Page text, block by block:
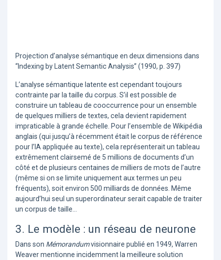
Projection d’analyse sémantique en deux dimensions dans
“Indexing by Latent Semantic Analysis” (1990, p. 397)
L’analyse sémantique latente est cependant toujours
contrainte par la taille du corpus. S’il est possible de
construire un tableau de cooccurrence pour un ensemble
de quelques milliers de textes, cela devient rapidement
impraticable à grande échelle. Pour l’ensemble de Wikipédia
anglais (qui jusqu’à récemment était le corpus de référence
pour l’IA appliquée au texte), cela représenterait un tableau
extrêmement clairsemé de 5 millions de documents d’un
côté et de plusieurs centaines de milliers de mots de l’autre
(même si on se limite uniquement aux termes un peu
fréquents), soit environ 500 milliards de données. Même
aujourd’hui seul un superordinateur serait capable de traiter
un corpus de taille…
3. Le modèle : un réseau de neurone
Dans son Mémorandumvisionnaire publié en 1949, Warren
Weaver mentionne incidemment la meilleure solution